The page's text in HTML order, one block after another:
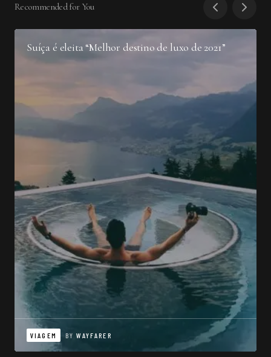
Recommended for You
Suíça é eleita “Melhor destino de luxo de 2021”
VIAGEM BY WAYFARER